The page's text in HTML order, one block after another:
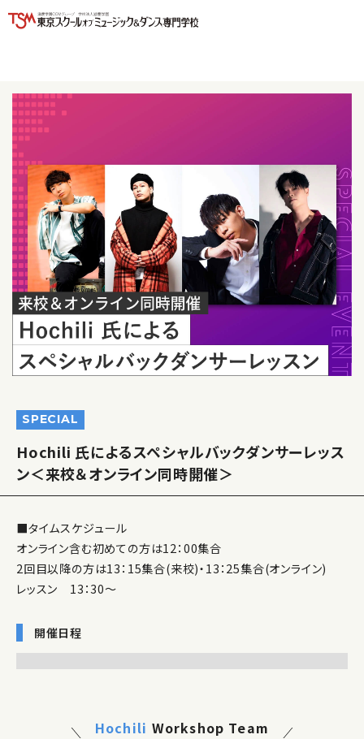
SPECIAL
Hochili 氏によるスペシャルバックダンサーレッス
ン＜来校＆オンライン同時開催＞
■タイムスケジュール
オンライン含む初めての方は12：00集合
2回目以降の方は13：15集合(来校)・13：25集合(オンライン)
レッスン 13：30～
開催日程
Hochili Workshop Team